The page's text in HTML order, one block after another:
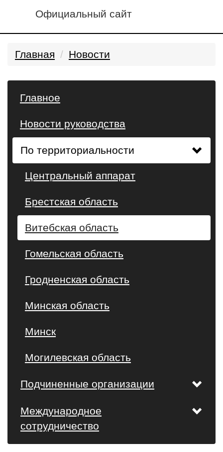
Официальный сайт
Главная Новости
Главное
Новости руководства
По территориальности
Центральный аппарат
Брестская область
Витебская область
Гомельская область
Гродненская область
Минская область
Минск
Могилевская область
Подчиненные организации
Международное
сотрудничество